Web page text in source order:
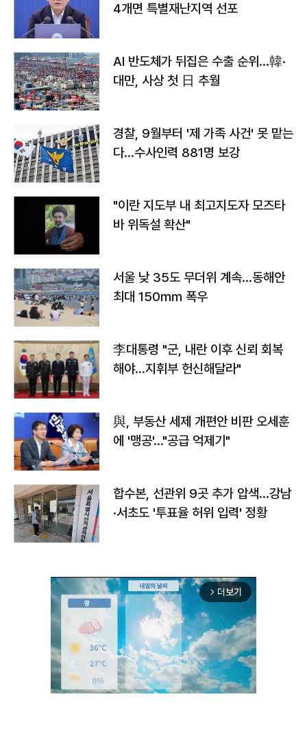
4개면 특별재난지역 선포
AI 반도체가 뒤집은 수출 순위…韓·
대만, 사상 첫 日 추월
경찰, 9월부터 '제 가족 사건' 못 맡는
다…수사인력 881명 보강
"이란 지도부 내 최고지도자 모즈타
바 위독설 확산"
서울 낮 35도 무더위 계속…동해안
최대 150㎜ 폭우
李대통령 "군, 내란 이후 신뢰 회복
해야…지휘부 헌신해달라"
與, 부동산 세제 개편안 비판 오세훈
에 '맹공'…"공급 억제기"
합수본, 선관위 9곳 추가 압색…강남
·서초도 '투표율 허위 입력' 정황
arrow_forward_ios 더보기